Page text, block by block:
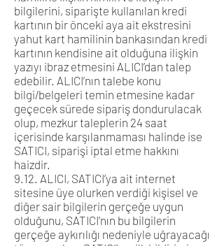
bilgilerini, siparişte kullanılan kredi
kartının bir önceki aya ait ekstresini
yahut kart hamilinin bankasından kredi
kartının kendisine ait olduğuna ilişkin
yazıyı ibraz etmesini ALICI’dan talep
edebilir. ALICI’nın talebe konu
bilgi/belgeleri temin etmesine kadar
geçecek sürede sipariş dondurulacak
olup, mezkur taleplerin 24 saat
içerisinde karşılanmaması halinde ise
SATICI, siparişi iptal etme hakkını
haizdir.
9.12. ALICI, SATICI’ya ait internet
sitesine üye olurken verdiği kişisel ve
diğer sair bilgilerin gerçeğe uygun
olduğunu, SATICI’nın bu bilgilerin
gerçeğe aykırılığı nedeniyle uğrayacağı